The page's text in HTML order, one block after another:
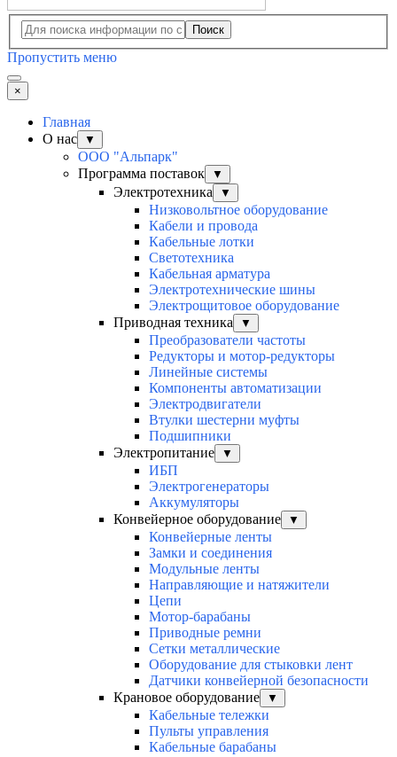
Поиск
Пропустить меню
×
Главная
О нас
▼
ООО "Альпарк"
Программа поставок
▼
Электротехника ▼
Низковольтное оборудование
Кабели и провода
Кабельные лотки
Светотехника
Кабельная арматура
Электротехнические шины
Электрощитовое оборудование
Приводная техника
▼
Преобразователи частоты
Редукторы и мотор-редукторы
Линейные системы
Компоненты автоматизации
Электродвигатели
Втулки шестерни муфты
Подшипники
Электропитание
▼
ИБП
Электрогенераторы
Аккумуляторы
Конвейерное оборудование
▼
Конвейерные ленты
Замки и соединения
Модульные ленты
Направляющие и натяжители
Цепи
Мотор-барабаны
Приводные ремни
Сетки металлические
Оборудование для стыковки лент
Датчики конвейерной безопасности
Крановое оборудование
▼
Кабельные тележки
Пульты управления
Кабельные барабаны